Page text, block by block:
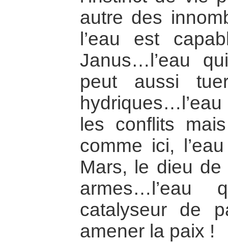
autre des
l’eau est
Janus…l’eau
peut aussi
les conflits
comme ici,
Mars, le dieu
catalyseur de
amener la paix !